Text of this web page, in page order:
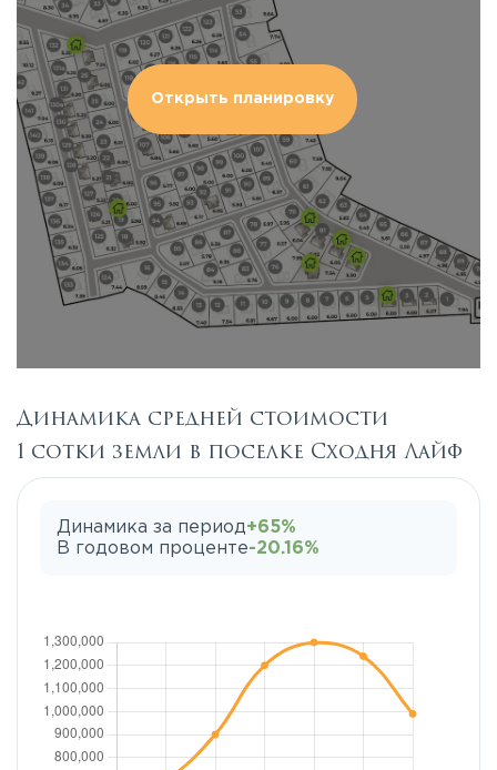
Открыть планировку
Динамика средней стоимости
1 сотки земли в поселке Сходня Лайф
Динамика за период+65%
В годовом проценте-20.16%